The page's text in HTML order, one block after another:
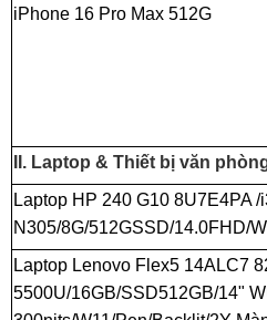
iPhone 16 Pro Max 512G
II. Laptop & Thiết bị văn
Laptop HP 240 G10 8U7E4PA /
N305/8G/512GSSD/14.0FHD/
Laptop Lenovo Flex5 14ALC7
5500U/16GB/SSD512GB/14"